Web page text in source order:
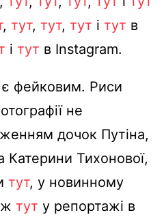
, тут, тут, тут і тут в
і тут в Instagram.
фейковим. Риси
не
дочок Путіна,
Катерини Тихонової,
тут, у новинному
тут у репортажі в